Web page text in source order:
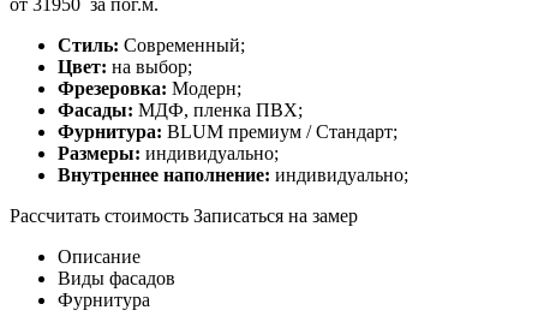
Стиль: Современный;
Цвет: на выбор;
Фрезеровка: Модерн;
Фасады: МДФ, пленка ПВХ;
Фурнитура: BLUM премиум / Стандарт;
Размеры: индивидуально;
Внутреннее наполнение: индивидуально;
Рассчитать стоимость Записаться на замер
Описание
Виды фасадов
Фурнитура